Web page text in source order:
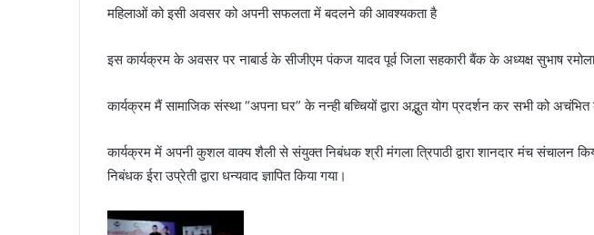
महिलाओं को इसी अवसर को अपनी सफलता में बदलने की आवश्यकता है
इस कार्यक्रम के अवसर पर नाबार्ड के सीजीएम पंकज यादव पूर्व जिला सहकारी बैंक के अध्यक्ष सुभाष रमोला
कार्यक्रम मैं सामाजिक संस्था “अपना घर” के नन्ही बच्चियों द्वारा अद्भुत योग प्रदर्शन कर सभी को अचंभित
कार्यक्रम में अपनी कुशल वाक्य शैली से संयुक्त निबंधक श्री मंगला त्रिपाठी द्वारा शानदार मंच संचालन
निबंधक ईरा उप्रेती द्वारा धन्यवाद ज्ञापित किया गया।